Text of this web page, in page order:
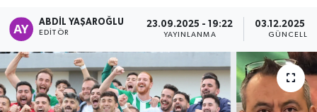
ABDIL YAŞAROĞLU
EDITÖR
23.09.2025 - 19:22
YAYINLANMA
03.12.2025 -
ÖZEL HABER
DTO
RESMİ REKLAM